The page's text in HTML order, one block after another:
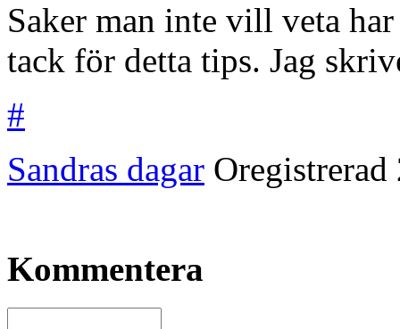
Saker man inte vill veta
tack för detta tips. Jag
#
Sandras dagar Oregistrerad
Kommentera